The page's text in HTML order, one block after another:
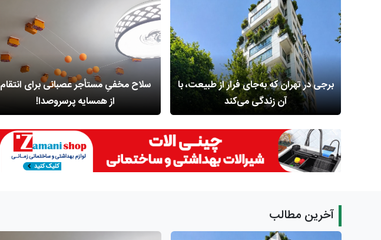
برجی در تهران که به‌جای فرار از طبیعت، با
آن زندگی می‌کند
سلاح مخفیِ مستأجر عصبانی برای انتقام
از همسایه پرسر‌وصدا!
آخرین مطالب